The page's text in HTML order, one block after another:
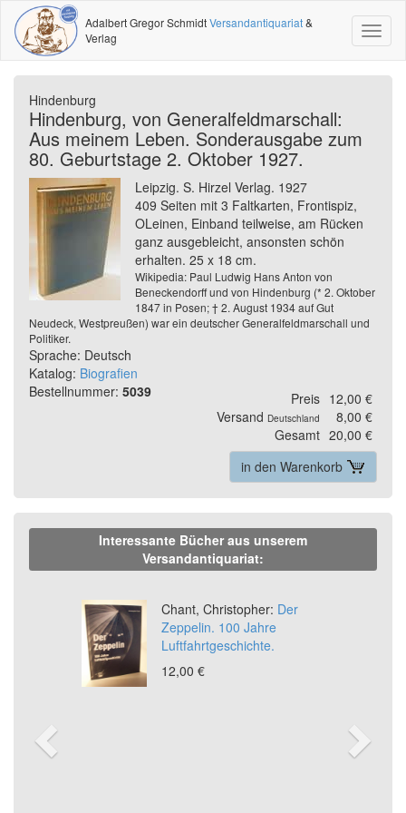
Adalbert Gregor SchmidtVersandantiquariat&
Verlag
Hindenburg
Hindenburg, von Generalfeldmarschall:
Aus meinem Leben. Sonderausgabe zum
80. Geburtstage 2. Oktober 1927.
Leipzig. S. Hirzel Verlag. 1927
409 Seiten mit 3 Faltkarten, Frontispiz,
OLeinen, Einband teilweise, am Rücken
ganz ausgebleicht, ansonsten schön
erhalten. 25 x 18 cm.
Wikipedia: Paul Ludwig Hans Anton von
Beneckendorff und von Hindenburg (* 2. Oktober
1847 in Posen; † 2. August 1934 auf Gut
Neudeck, Westpreußen) war ein deutscher Generalfeldmarschall und
Politiker.
Sprache: Deutsch
Katalog: Biografien
Bestellnummer: 5039 Preis 12,00 €
Versand Deutschland
8,00 €
Gesamt 20,00 €
in den Warenkorb
Interessante Bücher aus unserem
Versandantiquariat:
Chant, Christopher: Der
Zeppelin. 100 Jahre
Luftfahrtgeschichte.
12,00 €
Previous